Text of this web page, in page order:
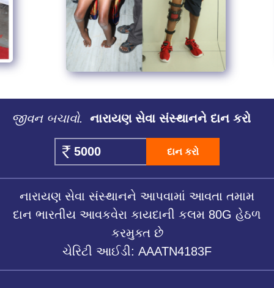
જીવન બચાવો. નારાયણ સેવા સંસ્થાનને દાન કરો
દાન કરો
નારાયણ સેવા સંસ્થાનને આપવામાં આવતા તમામ
દાન ભારતીય આવકવેરા કાયદાની કલમ 80G હેઠળ
કરમુક્ત છે
ચેરિટી આઈડી: AAATN4183F